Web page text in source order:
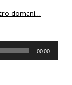
domani…
00:00